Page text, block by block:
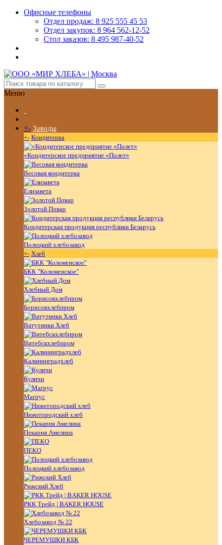
Офисные телефоны
Отдел продаж: 8 925 555 45 53
Отдел закупок: 8 964 562-12-52
Стол заказов: 8 495 987-40-52
Меню
+- Заводы
+- Кондитерка
«Кондитерское предприятие «Полет»
Весовая кондитерка
Елизавета
Золотой Повар
Кондитерская продукция республики Беларусь
Полоцкий хлебозавод
+- Хлеб
БКК "Коломенское"
Хлебный Дом
Борисовхлебпром
Ватутинки Хлеб
Витебскхлебпром
Калининградхлеб
Куличи
Магрус
Нижегородский хлеб
Пекарня Амелина
ПЕКО
Полоцкий хлебозавод
Рижский Хлеб
РКК Трейд | BAKER HOUSE
Хлебозавод № 22
ЧЕРЕМУШКИ КБК